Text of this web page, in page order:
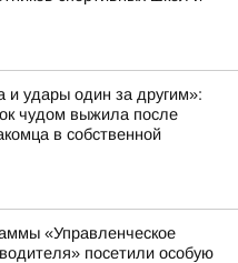
и удары один за другим»:
чудом выжила после
в собственной
«Управленческое
посетили особую